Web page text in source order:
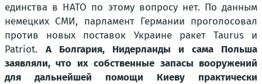
единства в НАТО по этому вопросу нет. По данным
немецких СМИ, парламент Германии проголосовал
против новых поставок Украине ракет Taurus и
Patriot. А Болгария, Нидерланды и сама Польша
заявляли, что их собственные запасы вооружений
для дальнейшей помощи Киеву практически